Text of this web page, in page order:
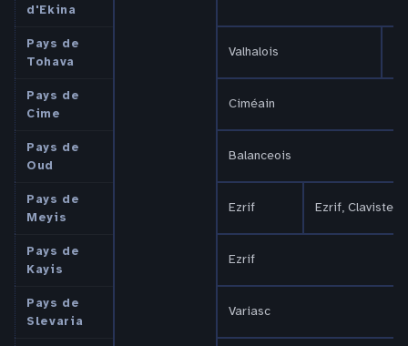
d'Ekina
Pays de
Tohava
Valhalois
Pays de
Cime
Ciméain
Pays de
Oud
Balanceois
Pays de
Meyis
Ezrif Ezrif, Claviste
Pays de
Kayis
Ezrif
Pays de
Slevaria
Variasc